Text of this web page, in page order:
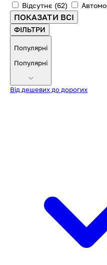
Відсутнє (62)
ПОКАЗАТИ ВСІ
ФІЛЬТРИ
Популярні
Популярні
Від дешевих до дорогих